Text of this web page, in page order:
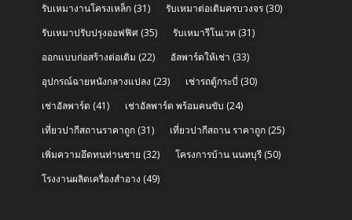
รับเหมางานโครงเหล็ก(31) รับเหมาต่อเติมครบวงจร(30)
รับเหมาปรับปรุงออฟฟิศ(35) รับเหมารีโนเวท (31)
ออกแบบก่อสร้างต่อเติม (22) อัลพาร์ดให้เช่า (33)
อุปกรณ์ฉายหนังกลางแปลง (23) เช่ารถตู้กระบี่ (30)
เช่าอัลพาร์ด (41) เช่าอัลพาร์ด พร้อมคนขับ (24)
เที่ยวปากีสถานราคาถูก(31) เที่ยวปากีสถาน ราคาถูก(25)
เพิ่มความอึดทนท่านชาย (32) โครงการบ้าน นนทบุรี(50)
โรงงานผลิตเครื่องสำอาง (49)